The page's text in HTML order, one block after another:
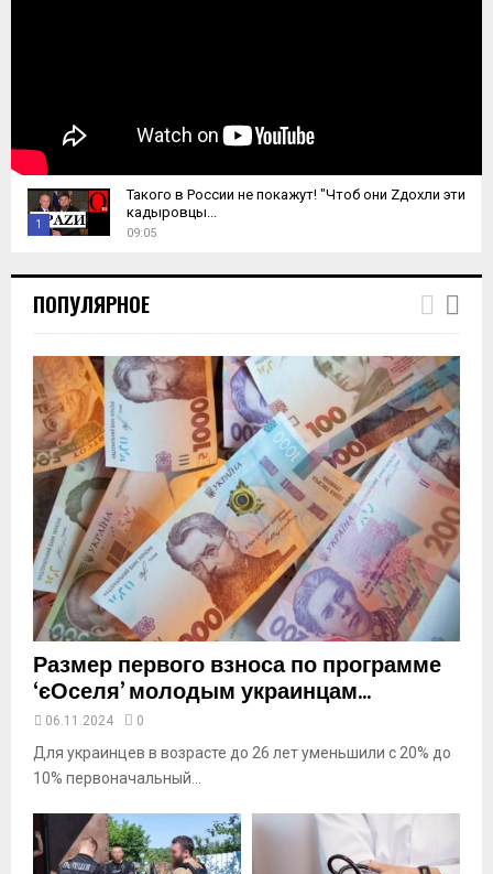
1
h
u
a
y
u
e
Такого в России не покажут! "Чтоб они Zдохли эти
кадыровцы...
09:05
ПОПУЛЯРНОЕ
Размер первого взноса по программе
‘єОселя’ молодым украинцам...
06.11.2024 0
Для украинцев в возрасте до 26 лет уменьшили с 20% до
10% первоначальный...